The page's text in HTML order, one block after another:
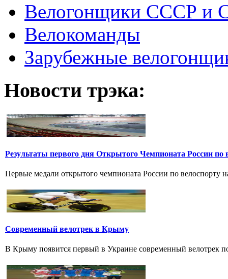
Велогонщики СССР и
Велокоманды
Зарубежные
Новости трэка:
Результаты первого дня Открытого Чемпионата России по
Первые медали открытого чемпионата России по велоспорту
Современный велотрек в Крыму
В Крыму появится первый в Украине современный велотрек